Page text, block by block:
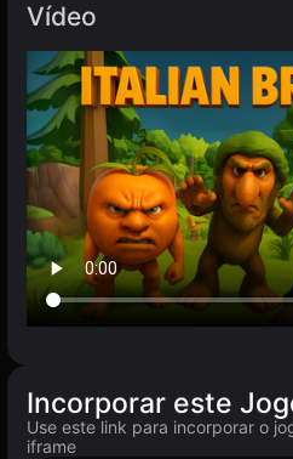
Vídeo
Incorporar este
Use este link para incorporar o
iframe